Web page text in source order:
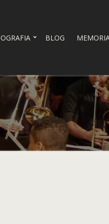
BLOG